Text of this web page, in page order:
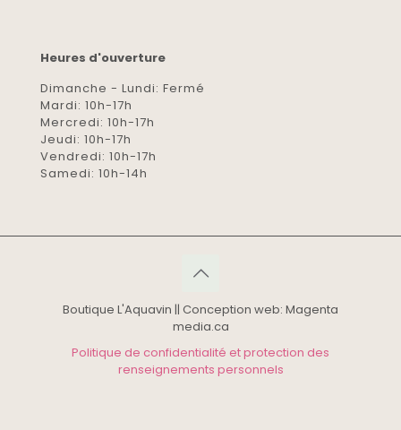
Heures d'ouverture
Dimanche - Lundi: Fermé
Mardi: 10h-17h
Mercredi: 10h-17h
Jeudi: 10h-17h
Vendredi: 10h-17h
Samedi: 10h-14h
Boutique L'Aquavin || Conception web: Magenta
media.ca
Politique de confidentialité et protection des
renseignements personnels